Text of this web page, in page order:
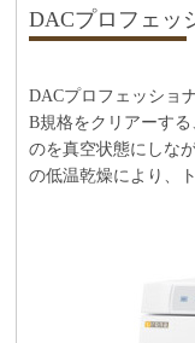
DACプロフェッ
DACプロフェッショ
B規格をクリアーす
のを真空状態にしな
の低温乾燥により、